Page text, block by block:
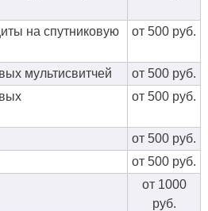
на спутниковую
от 500 руб.
мультисвитчей
от 500 руб.
от 500 руб.
от 500 руб.
от 500 руб.
от 1000
руб.